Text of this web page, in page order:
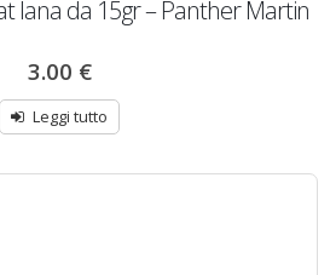
lana da 15gr – Panther Martin
3.00 €
Leggi tutto